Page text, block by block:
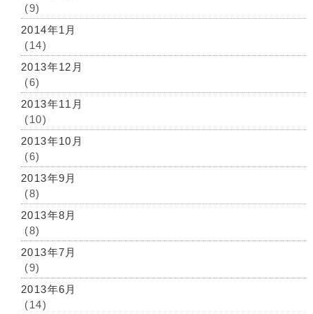
(9)
2014年1月
(14)
2013年12月
(6)
2013年11月
(10)
2013年10月
(6)
2013年9月
(8)
2013年8月
(8)
2013年7月
(9)
2013年6月
(14)